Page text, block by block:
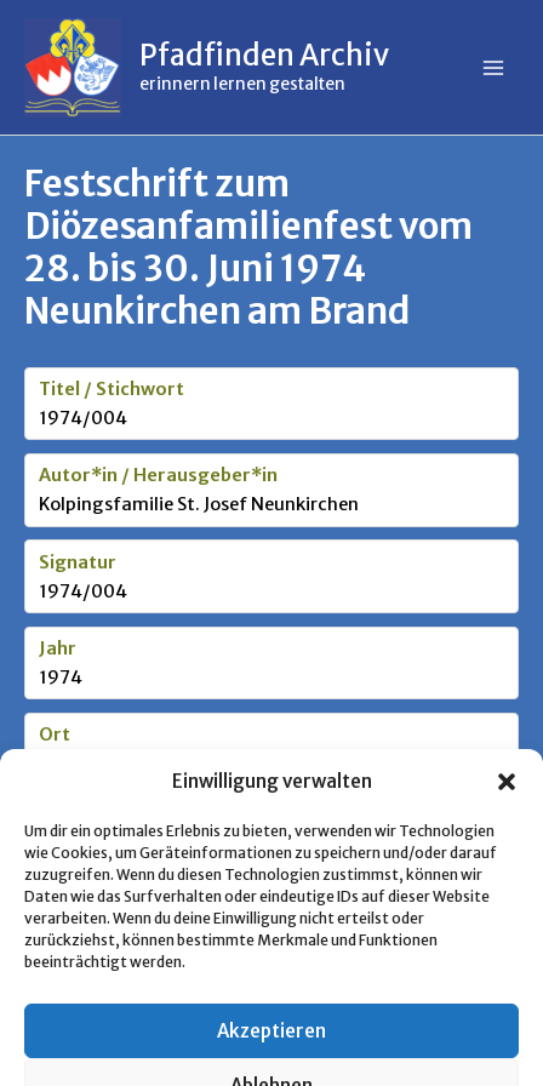
Einwilligung verwalten
Um dir ein optimales Erlebnis zu bieten, verwenden wir Technologien
wie Cookies, um Geräteinformationen zu speichern und/oder darauf
zuzugreifen. Wenn du diesen Technologien zustimmst, können wir
Daten wie das Surfverhalten oder eindeutige IDs auf dieser Website
verarbeiten. Wenn du deine Einwilligung nicht erteilst oder
zurückziehst, können bestimmte Merkmale und Funktionen
beeinträchtigt werden.
Akzeptieren
springen
springen
Pfadfinden Archiv
erinnern lernen gestalten
Festschrift zum
Diözesanfamilienfest vom
28. bis 30. Juni 1974
Neunkirchen am Brand
Titel / Stichwort
1974/004
Autor*in / Herausgeber*in
Kolpingsfamilie St. Josef Neunkirchen
Signatur
1974/004
Jahr
1974
Ort
Stufe / Zielgruppe
Schlagworte
Kolpingsfamilie
« Zurück zur Übersicht